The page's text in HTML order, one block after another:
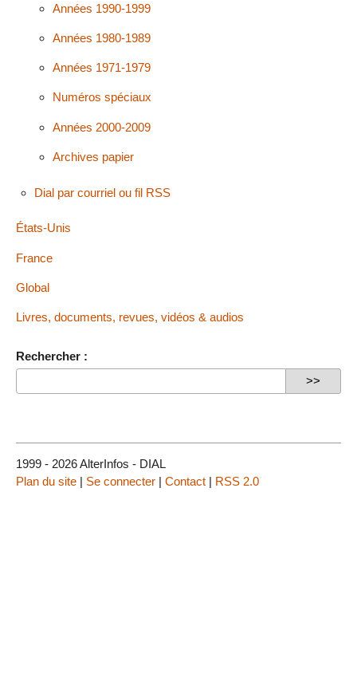
Années 1990-1999
Années 1980-1989
Années 1971-1979
Numéros spéciaux
Années 2000-2009
Archives papier
Dial par courriel ou fil RSS
États-Unis
France
Global
Livres, documents, revues, vidéos & audios
Rechercher :
1999 - 2026 AlterInfos - DIAL
Plan du site | Se connecter | Contact | RSS 2.0